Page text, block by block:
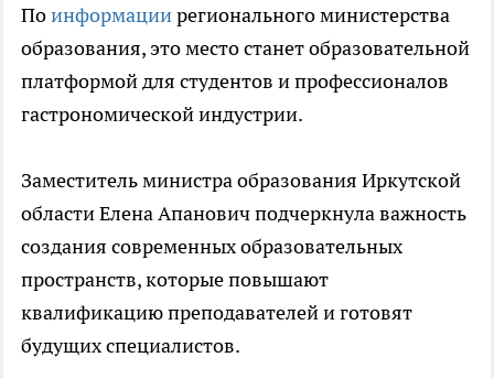
Поинформациирегионального министерства
образования, это место станет образовательной
платформой для студентов и профессионалов
гастрономической индустрии.
Заместитель министра образования Иркутской
области Елена Апанович подчеркнула важность
создания современных образовательных
пространств, которые повышают
квалификацию преподавателей и готовят
будущих специалистов.